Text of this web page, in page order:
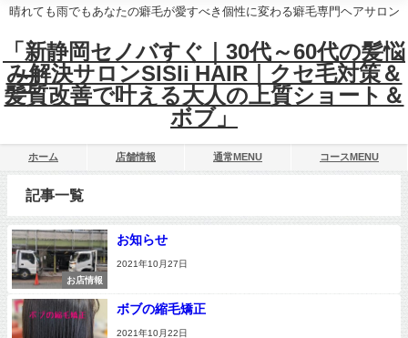
晴れても雨でもあなたの癖毛が愛すべき個性に変わる癖毛専門ヘアサロン
「新静岡セノバすぐ｜30代～60代の髪悩
み解決サロンSISIi HAIR｜クセ毛対策＆
髪質改善で叶える大人の上質ショート＆
ボブ」
ホーム 店舗情報 通常MENU コースMENU
記事一覧
お店情報
お知らせ
2021年10月27日
ボブの縮毛矯正
2021年10月22日